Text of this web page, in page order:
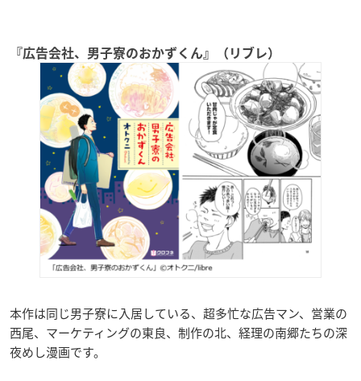
『広告会社、男子寮のおかずくん』（リブレ）
本作は同じ男子寮に入居している、超多忙な広告マン、営業の
西尾、マーケティングの東良、制作の北、経理の南郷たちの深
夜めし漫画です。